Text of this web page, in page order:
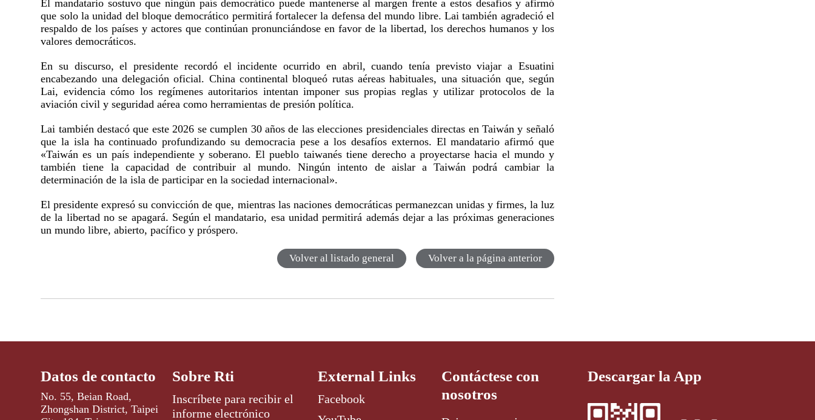
El mandatario sostuvo que ningún país democrático puede mantenerse al margen frente a estos desafíos y afirmó
que solo la unidad del bloque democrático permitirá fortalecer la defensa del mundo libre. Lai también agradeció el
respaldo de los países y actores que continúan pronunciándose en favor de la libertad, los derechos humanos y los
valores democráticos.
En su discurso, el presidente recordó el incidente ocurrido en abril, cuando tenía previsto viajar a Esuatini
encabezando una delegación oficial. China continental bloqueó rutas aéreas habituales, una situación que, según
Lai, evidencia cómo los regímenes autoritarios intentan imponer sus propias reglas y utilizar protocolos de la
aviación civil y seguridad aérea como herramientas de presión política.
Lai también destacó que este 2026 se cumplen 30 años de las elecciones presidenciales directas en Taiwán y señaló
que la isla ha continuado profundizando su democracia pese a los desafíos externos. El mandatario afirmó que
«Taiwán es un país independiente y soberano. El pueblo taiwanés tiene derecho a proyectarse hacia el mundo y
también tiene la capacidad de contribuir al mundo. Ningún intento de aislar a Taiwán podrá cambiar la
determinación de la isla de participar en la sociedad internacional».
El presidente expresó su convicción de que, mientras las naciones democráticas permanezcan unidas y firmes, la luz
de la libertad no se apagará. Según el mandatario, esa unidad permitirá además dejar a las próximas generaciones
un mundo libre, abierto, pacífico y próspero.
Volver al listado general Volver a la página anterior
Datos de contacto
No. 55, Beian Road,
Zhongshan District, Taipei
Sobre Rti
Inscríbete para recibir el
informe electrónico
External Links
Facebook
Contáctese con
nosotros
Descargar la App